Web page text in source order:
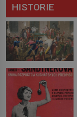
HISTORIE